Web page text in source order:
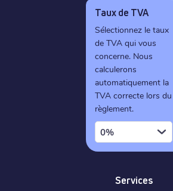
Taux de TVA
Sélectionnez le taux
de TVA qui vous
concerne. Nous
calculerons
automatiquement la
TVA correcte lors du
règlement.
0%
Services